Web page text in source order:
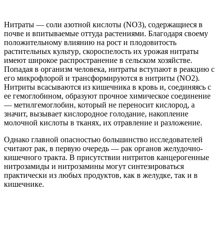
Нитраты — соли азотной кислоты (NO3), содержащиеся в
почве и впитываемые оттуда растениями. Благодаря своему
положительному влиянию на рост и плодовитость
растительных культур, скороспелость их урожая нитраты
имеют широкое распространение в сельском хозяйстве.
Попадая в организм человека, нитраты вступают в реакцию с
его микрофлорой и трансформируются в нитриты (NO2).
Нитриты всасываются из кишечника в кровь и, соединяясь с
ее гемоглобином, образуют прочное химическое соединение
— метилгемоглобин, который не переносит кислород, а
значит, вызывает кислородное голодание, накопление
молочной кислоты в тканях, их отравление и разложение.
Однако главной опасностью большинство исследователей
считают рак, в первую очередь — рак органов желудочно-
кишечного тракта. В присутствии нитритов канцерогенные
нитрозамиды и нитрозамины могут синтезироваться
практически из любых продуктов, как в желудке, так и в
кишечнике.